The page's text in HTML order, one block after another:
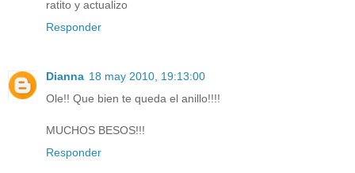
ratito y actualizo
Responder
Dianna 18 may 2010, 19:13:00
Ole!! Que bien te queda el anillo!!!!
MUCHOS BESOS!!!
Responder